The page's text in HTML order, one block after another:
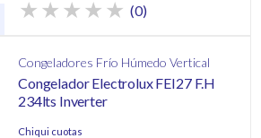
(0)
Congeladores Frío Húmedo Vertical
Congelador Electrolux FEI27 F.H
234lts Inverter
Chiqui cuotas